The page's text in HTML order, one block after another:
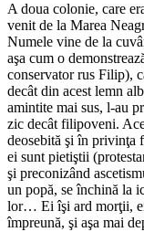
A doua colonie, care
venit de la Marea
Numele vine de la
aşa cum o
conservator rus Filip),
decât din acest lemn
amintite mai sus, l-au
zic decât filipoveni.
deosebită şi în privinţa
ei sunt pietiştii
şi preconizând
un popă, se închină la
lor… Ei îşi ard morţii, ei
împreună, şi aşa mai